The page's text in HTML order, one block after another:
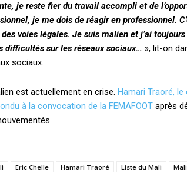
je reste fier du travail accompli et de
je me dois de réagir en professionnel.
voies légales. Je suis malien et j’ai
difficultés sur les réseaux sociaux… », lit-on
sociaux.
est actuellement en crise. Hamari Traoré,
à la convocation de la FEMAFOOT après
Eric Chelle Hamari Traoré Liste du Mali Mali